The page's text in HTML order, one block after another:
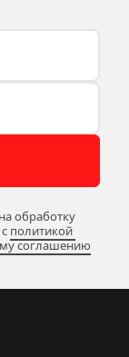
обработку
политикой
соглашению